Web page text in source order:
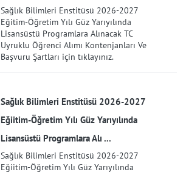
Sağlık Bilimleri Enstitüsü 2026-2027
Eğitim-Öğretim Yılı Güz Yarıyılında
Lisansüstü Programlara Alınacak TC
Uyruklu Öğrenci Alımı Kontenjanları Ve
Başvuru Şartları için tıklayınız.
Sağlık Bilimleri Enstitüsü 2026-2027
Eğiitim-Öğretim Yılı Güz Yarıyılında
Lisansüstü Programlara Alı ...
Sağlık Bilimleri Enstitüsü 2026-2027
Eğiitim-Öğretim Yılı Güz Yarıyılında